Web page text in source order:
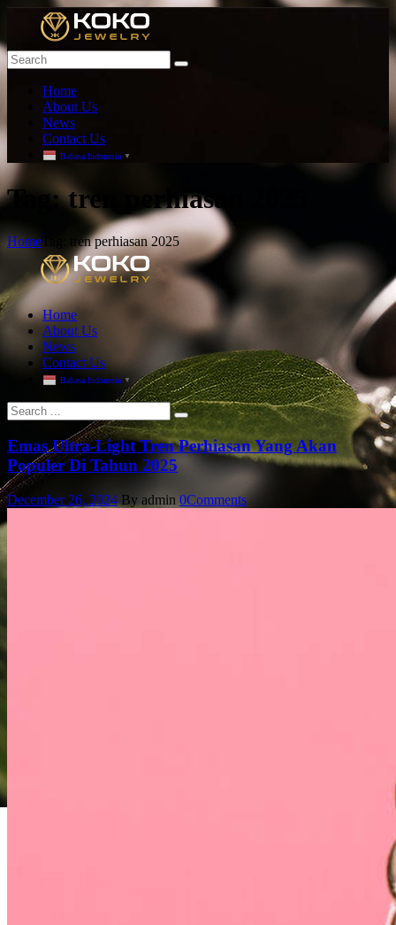
Home
About Us
News
Contact Us
Bahasa Indonesia ▼
T ag: tren perhiasan 2025
Home Tag: tren perhiasan 2025
Home
About Us
News
Contact Us
Bahasa Indonesia ▼
Emas Ultra-Light Tren Perhiasan Yang Akan
Populer Di Tahun 2025
December 26, 2024 By admin 0Comments